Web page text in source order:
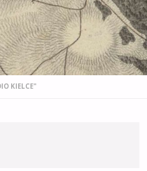
KIELCE"